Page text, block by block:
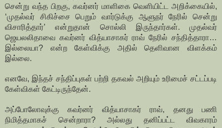
சென்று வந்த பிறகு, கவர்னர் மாளிகை வெளியிட்ட அறிக்கையில்,
‘முதல்வர் சிகிச்சை பெறும் வார்டுக்கு ஆளுநர் நேரில் சென்று
விசாரித்தார்’ என்றுதான் சொல்லி இருந்தார்கள். முதல்வர்
ஜெயலலிதாவை கவர்னர் வித்யாசாகர் ராவ் நேரில் சந்தித்தாரா…
இல்லையா? என்ற கேள்விக்கு அதில் தெளிவான விளக்கம்
இல்லை.
எனவே, இந்தச் சந்திப்புகள் பற்றி தகவல் அறியும் உரிமைச் சட்டப்படி
கேள்விகள் கேட்டிருந்தேன்.
அப்போலோவுக்கு கவர்னர் வித்யாசாகர் ராவ், தனது பணி
நிமித்தமாகச் சென்றாரா? அல்லது தனிப்பட்ட விவகாரம்